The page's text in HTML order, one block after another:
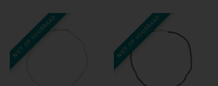
NIET OP VOORRAAD NIET OP VOORRAAD